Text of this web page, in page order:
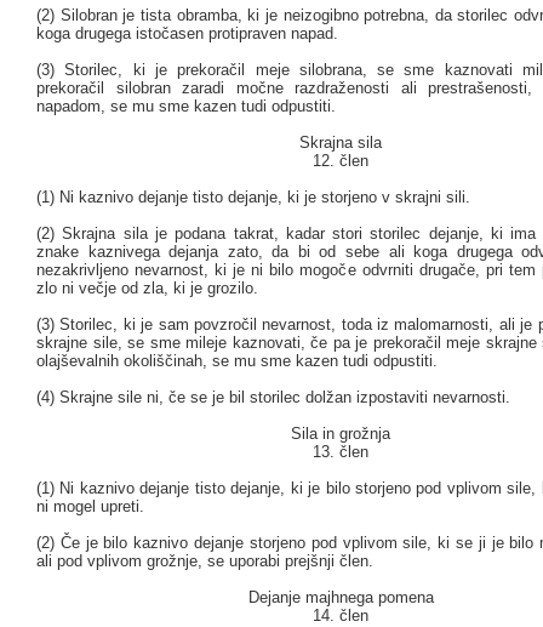
(2) Silobran je tista obramba, ki je neizogibno potrebna, da storilec
koga drugega istočasen protipraven napad.
(3) Storilec, ki je prekoračil meje silobrana, se sme kaznovati
prekoračil silobran zaradi močne razdraženosti ali prestrašenosti,
napadom, se mu sme kazen tudi odpustiti.
Skrajna sila
12. člen
(1) Ni kaznivo dejanje tisto dejanje, ki je storjeno v skrajni sili.
(2) Skrajna sila je podana takrat, kadar stori storilec dejanje, ki ima
znake kaznivega dejanja zato, da bi od sebe ali koga drugega
nezakrivljeno nevarnost, ki je ni bilo mogoče odvrniti drugače, pri tem
zlo ni večje od zla, ki je grozilo.
(3) Storilec, ki je sam povzročil nevarnost, toda iz malomarnosti, ali je
skrajne sile, se sme mileje kaznovati, če pa je prekoračil meje skrajne
olajševalnih okoliščinah, se mu sme kazen tudi odpustiti.
(4) Skrajne sile ni, če se je bil storilec dolžan izpostaviti nevarnosti.
Sila in grožnja
13. člen
(1) Ni kaznivo dejanje tisto dejanje, ki je bilo storjeno pod vplivom
ni mogel upreti.
(2) Če je bilo kaznivo dejanje storjeno pod vplivom sile, ki se ji je bilo
ali pod vplivom grožnje, se uporabi prejšnji člen.
Dejanje majhnega pomena
14. člen